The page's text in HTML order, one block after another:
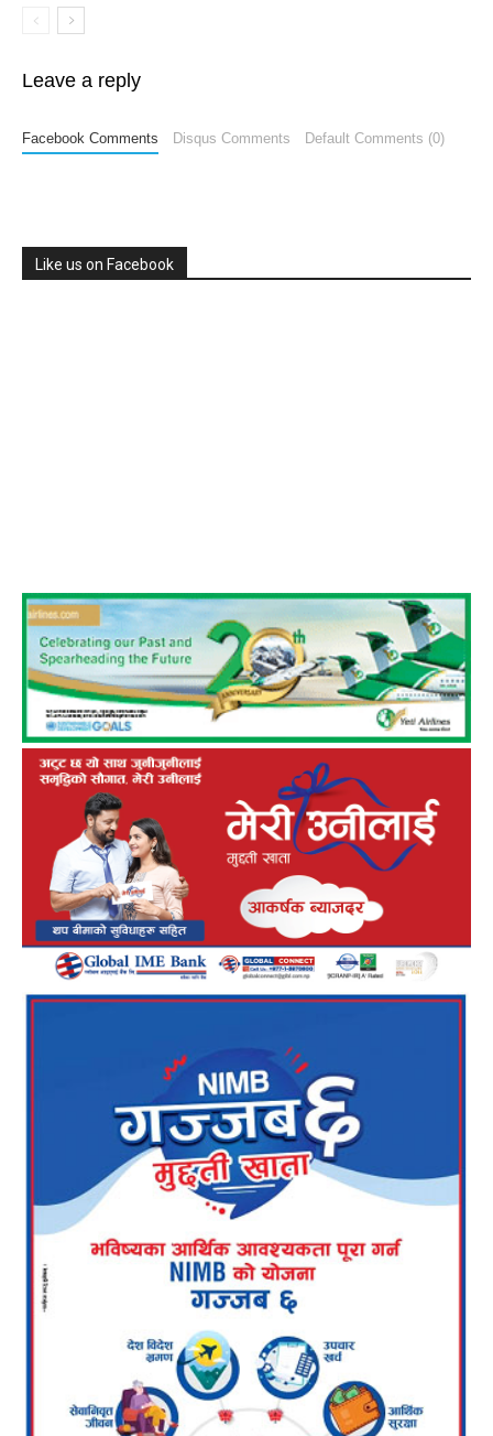
Leave a reply
Facebook Comments Disqus Comments Default Comments (0)
Like us on Facebook